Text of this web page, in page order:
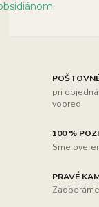
pri
vopred
100 %
Sme
PRAVÉ